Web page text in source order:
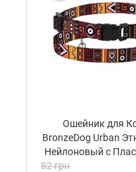
Ошейник для
BronzeDog Urban
Нейлоновый c
Пряжкой и
82 грн